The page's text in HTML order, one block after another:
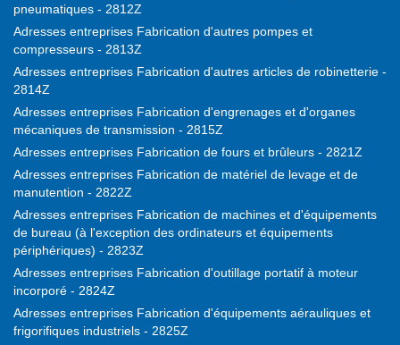
pneumatiques - 2812Z
Adresses entreprises Fabrication d'autres pompes et
compresseurs - 2813Z
Adresses entreprises Fabrication d'autres articles de robinetterie -
2814Z
Adresses entreprises Fabrication d'engrenages et d'organes
mécaniques de transmission - 2815Z
Adresses entreprises Fabrication de fours et brûleurs - 2821Z
Adresses entreprises Fabrication de matériel de levage et de
manutention - 2822Z
Adresses entreprises Fabrication de machines et d'équipements
de bureau (à l'exception des ordinateurs et équipements
périphériques) - 2823Z
Adresses entreprises Fabrication d'outillage portatif à moteur
incorporé - 2824Z
Adresses entreprises Fabrication d'équipements aérauliques et
frigorifiques industriels - 2825Z